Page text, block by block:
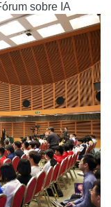
sobre IA